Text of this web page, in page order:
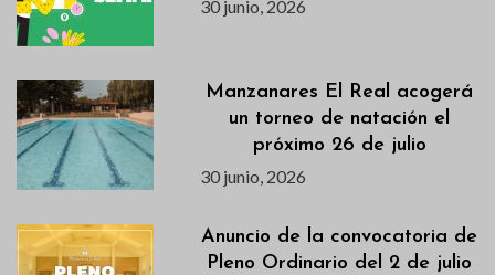
30 junio, 2026
Manzanares El Real acogerá
un torneo de natación el
próximo 26 de julio
30 junio, 2026
Anuncio de la convocatoria de
Pleno Ordinario del 2 de julio